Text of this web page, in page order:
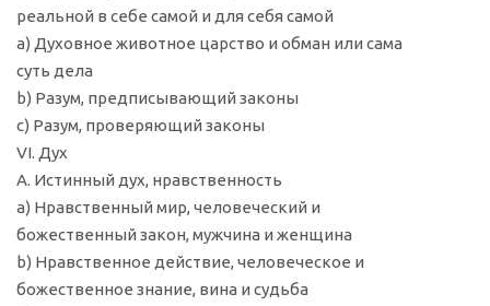
реальной в себе самой и для себя самой
a) Духовное животное царство и обман или сама
суть дела
b) Разум, предписывающий законы
c) Разум, проверяющий законы
VI. Дух
A. Истинный дух, нравственность
a) Нравственный мир, человеческий и
божественный закон, мужчина и женщина
b) Нравственное действие, человеческое и
божественное знание, вина и судьба